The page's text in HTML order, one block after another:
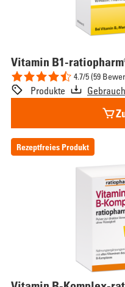
Vitamin B1-
4.7/5 (59
Produkte
Rezeptfreies Produkt